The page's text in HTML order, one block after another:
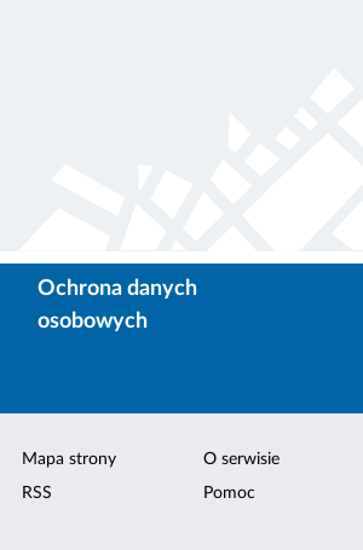
Ochrona danych
osobowych
Mapa strony
RSS
O serwisie
Pomoc